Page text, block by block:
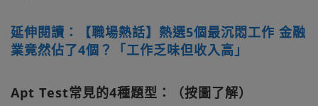
延伸閱讀：【職場熱話】熱選5個最沉悶工作 金融
業竟然佔了4個？「工作乏味但收入高」
Apt Test常見的4種題型：（按圖了解）